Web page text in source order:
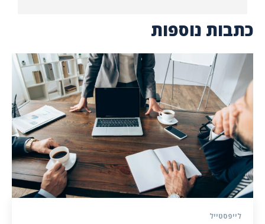
כתבות נוספות
לייפסטייל